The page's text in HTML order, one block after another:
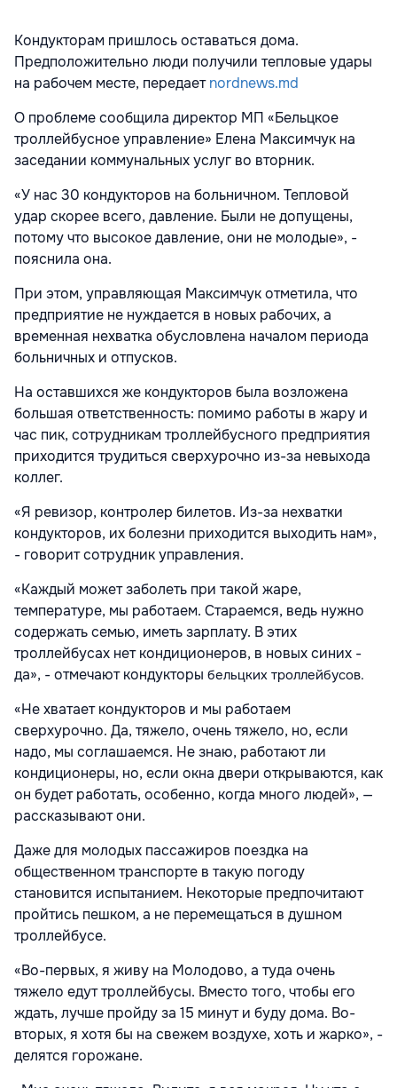
Кондукторам пришлось оставаться дома.
Предположительно люди получили тепловые удары
на рабочем месте, передаетnordnews.md
О проблеме сообщила директор МП «Бельцкое
троллейбусное управление» Елена Максимчук на
заседании коммунальных услуг во вторник.
«У нас 30 кондукторов на больничном. Тепловой
удар скорее всего, давление. Были не допущены,
потому что высокое давление, они не молодые», -
пояснила она.
При этом, управляющая Максимчук отметила, что
предприятие не нуждается в новых рабочих, а
временная нехватка обусловлена началом периода
больничных и отпусков.
На оставшихся же кондукторов была возложена
большая ответственность: помимо работы в жару и
час пик, сотрудникам троллейбусного предприятия
приходится трудиться сверхурочно из-за невыхода
коллег.
«Я ревизор, контролер билетов. Из-за нехватки
кондукторов, их болезни приходится выходить нам»,
- говорит сотрудник управления.
«Каждый может заболеть при такой жаре,
температуре, мы работаем. Стараемся, ведь нужно
содержать семью, иметь зарплату. В этих
троллейбусах нет кондиционеров, в новых синих -
да», - отмечают кондукторы бельцких троллейбусов.
«Не хватает кондукторов и мы работаем
сверхурочно. Да, тяжело, очень тяжело, но, если
надо, мы соглашаемся. Не знаю, работают ли
кондиционеры, но, если окна двери открываются, как
он будет работать, особенно, когда много людей», —
рассказывают они.
Даже для молодых пассажиров поездка на
общественном транспорте в такую погоду
становится испытанием. Некоторые предпочитают
пройтись пешком, а не перемещаться в душном
троллейбусе.
«Во-первых, я живу на Молодово, а туда очень
тяжело едут троллейбусы. Вместо того, чтобы его
ждать, лучше пройду за 15 минут и буду дома. Во-
вторых, я хотя бы на свежем воздухе, хоть и жарко», -
делятся горожане.